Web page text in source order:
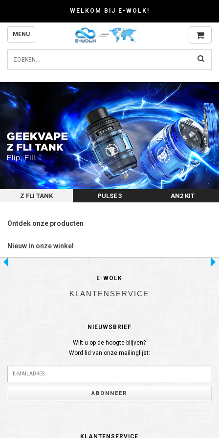
WELKOM BIJ E-WOLK!
MENU
Z FLI TANK PULSE 3 AN2 KIT
Ontdek onze producten
Nieuw in onze winkel
E-WOLK
KLANTENSERVICE
NIEUWSBRIEF
Wilt u op de hoogte blijven?
Word lid van onze mailinglijst:
ABONNEER
KLANTENSERVICE